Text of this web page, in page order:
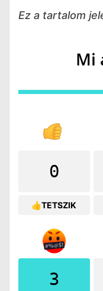
Ez a tartalom
Mi
0
👍TETSZIK
3